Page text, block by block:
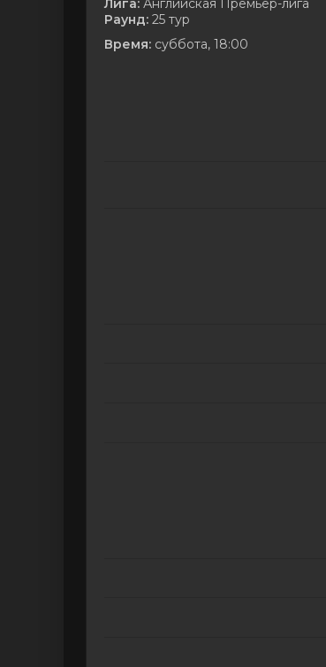
Лига: Английская Премьер-лига
Раунд: 25 тур
Время: суббота, 18:00